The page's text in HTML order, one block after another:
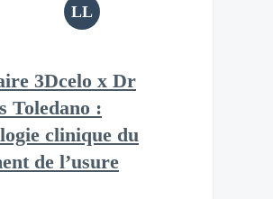
LL
3Dcelo x Dr
Toledano :
clinique du
de l’usure